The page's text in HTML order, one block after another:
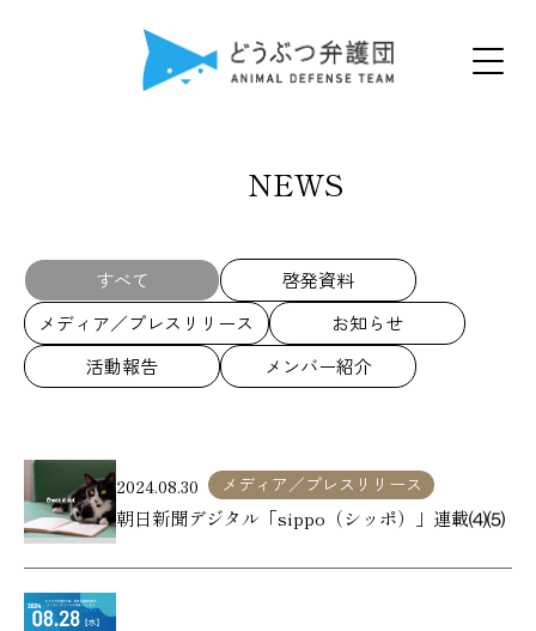
NEWS
すべて
啓発資料
メディア／プレスリリース
お知らせ
活動報告
メンバー紹介
2024.08.30 メディア／プレスリリース
朝日新聞デジタル「sippo（シッポ）」連載⑷⑸